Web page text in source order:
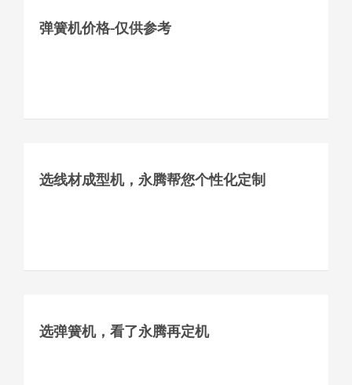
弹簧机价格-仅供参考
选线材成型机，永腾帮您个性化定制
选弹簧机，看了永腾再定机